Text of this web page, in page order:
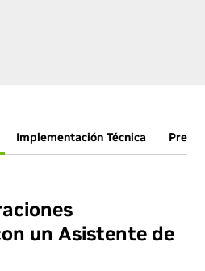
Implementación Técnica
un Asistente de